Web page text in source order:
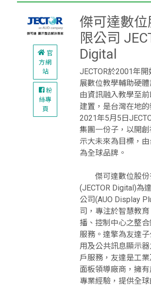
官
方網
站
粉
絲專
頁
傑可達數
限公司
Digital
JECTOR於2001年
展數位教學輔助硬
由資訊融入教學至
建置，是台灣在地的
2021年5月5日
集團一份子，以開
示大未來為目標，
為全球品牌。
傑可達數位股份
(JECTOR Digital)為
公司(AUO Display
司，專注於智慧教
播、控制中心之整
服務。達擎為友達
用及公共訊息顯示
戶服務，友達是工
面板領導廠商，擁
專業經驗，提供全